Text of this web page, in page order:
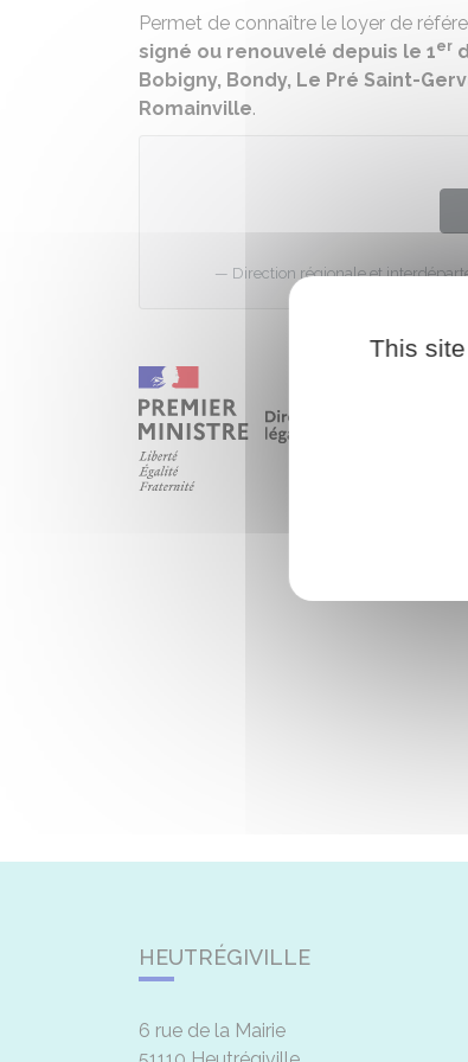
Permet de connaître le loyer de
signé ou renouvelé depuis le 1er
Bobigny, Bondy, Le Pré Saint-
Romainville.
Direction régionale et
HEUTRÉGIVILLE
6 rue de la Mairie
This